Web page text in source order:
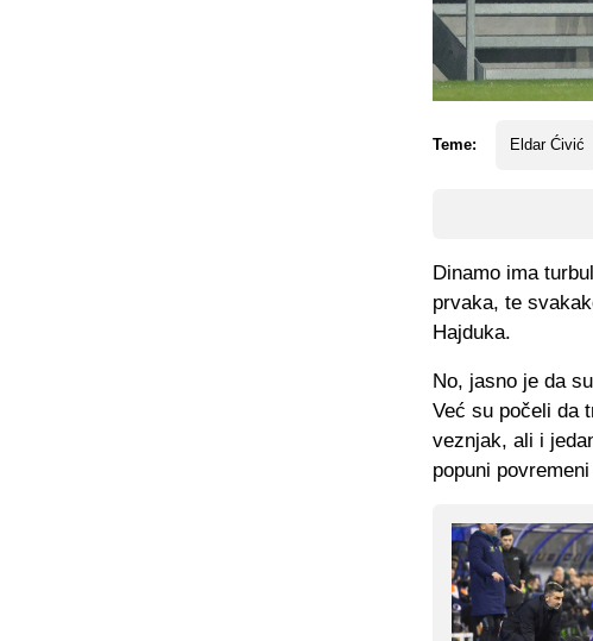
Teme: Eldar Ćivić
Dinamo ima
prvaka, te
Hajduka.
No, jasno je da
Već su počeli da
veznjak, ali i
popuni